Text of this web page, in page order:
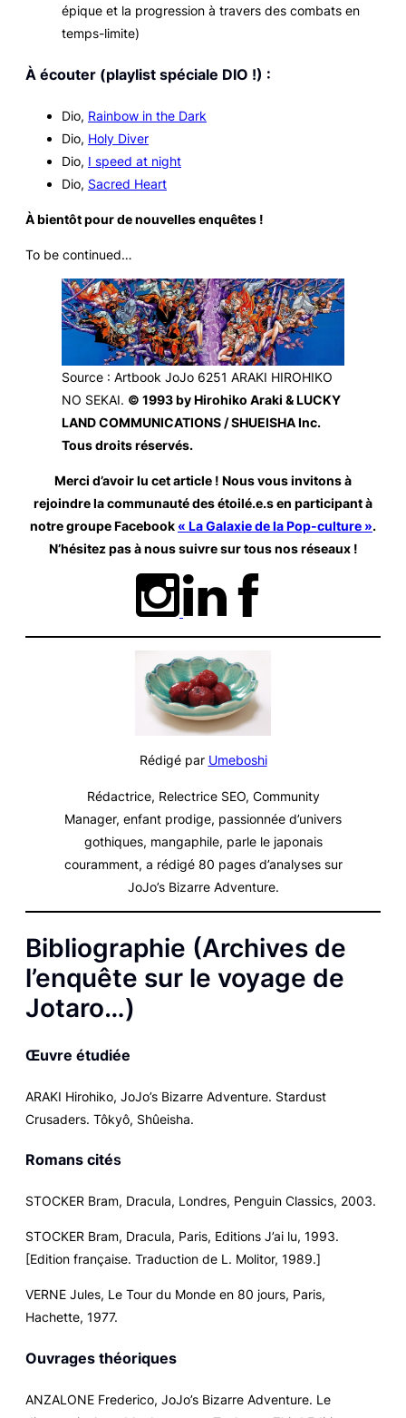
épique et la progression à travers des combats en
temps-limite)
À écouter (playlist spéciale DIO !) :
Dio, Rainbow in the Dark
Dio, Holy Diver
Dio, I speed at night
Dio, Sacred Heart
À bientôt pour de nouvelles enquêtes !
To be continued…
Source : Artbook JoJo 6251 ARAKI HIROHIKO
NO SEKAI. © 1993 by Hirohiko Araki & LUCKY
LAND COMMUNICATIONS / SHUEISHA Inc.
Tous droits réservés.
Merci d’avoir lu cet article ! Nous vous invitons à
rejoindre la communauté des étoilé.e.s en participant à
notre groupe Facebook « La Galaxie de la Pop-culture ».
N’hésitez pas à nous suivre sur tous nos réseaux!
Rédigé par Umeboshi
Rédactrice, Relectrice SEO, Community
Manager, enfant prodige, passionnée d’univers
gothiques, mangaphile, parle le japonais
couramment, a rédigé 80 pages d’analyses sur
JoJo’s Bizarre Adventure.
Bibliographie (Archives de
l’enquête sur le voyage de
Jotaro…)
Œuvre étudiée
ARAKI Hirohiko, JoJo’s Bizarre Adventure. Stardust
Crusaders. Tôkyô, Shûeisha.
Romans cités
STOCKER Bram, Dracula, Londres, Penguin Classics, 2003.
STOCKER Bram, Dracula, Paris, Editions J’ai lu, 1993.
[Edition française. Traduction de L. Molitor, 1989.]
VERNE Jules, Le Tour du Monde en 80 jours, Paris,
Hachette, 1977.
Ouvrages théoriques
ANZALONE Frederico, JoJo’s Bizarre Adventure. Le